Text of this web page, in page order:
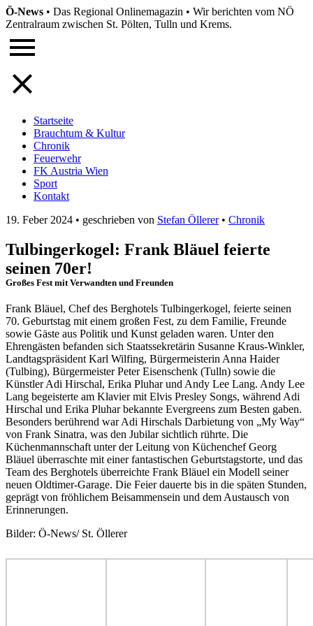
Ö-News • Das Regional Onlinemagazin • Wir berichten vom NÖ
Zentralraum zwischen St. Pölten, Tulln und Krems.
Startseite
Brauchtum & Kultur
Chronik
Feuerwehr
FK Austria Wien
Sport
Kontakt
19. Feber 2024 • geschrieben von Stefan Öllerer • Chronik
Tulbingerkogel: Frank Bläuel feierte
seinen 70er!
Großes Fest mit Verwandten und Freunden
Frank Bläuel, Chef des Berghotels Tulbingerkogel, feierte seinen
70. Geburtstag mit einem großen Fest, zu dem Familie, Freunde
sowie Gäste aus Politik und Kunst geladen waren. Unter den
Ehrengästen befanden sich Staatssekretärin Susanne Kraus-Winkler,
Landtagspräsident Karl Wilfing, Bürgermeisterin Anna Haider
(Tulbing), Bürgermeister Peter Eisenschenk (Tulln) sowie die
Künstler Adi Hirschal, Erika Pluhar und Andy Lee Lang. Andy Lee
Lang begeisterte am Klavier mit Elvis Presley Songs, während Adi
Hirschal und Erika Pluhar bekannte Evergreens zum Besten gaben.
Besonders berührend war Adi Hirschals Darbietung von „My Way“
von Frank Sinatra, was den Jubilar sichtlich rührte. Die
Küchenmannschaft unter der Leitung von Küchenchef Georg
Bläuel überraschte mit einer fantastischen Geburtstagstorte, und das
Team des Berghotels überreichte Frank Bläuel ein Modell seiner
neuen Oldtimer-Garage. Die Feier dauerte bis in die späten Stunden,
geprägt von fröhlichem Beisammensein und dem Austausch von
Erinnerungen.
Bilder: Ö-News/ St. Öllerer